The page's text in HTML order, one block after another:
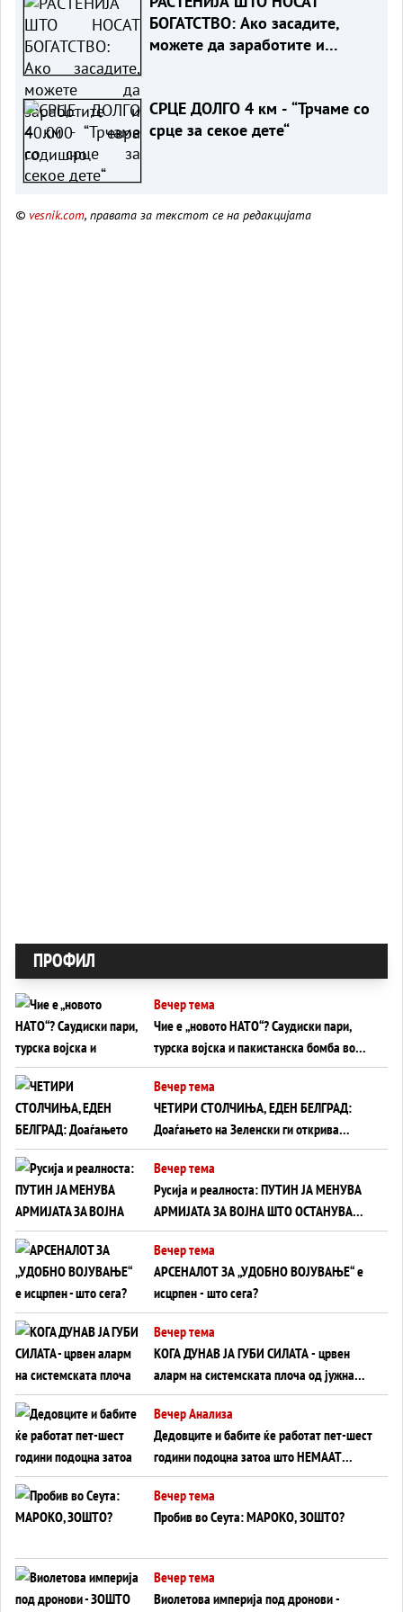
БОГАТСТВО: Ако засадите,
можете да заработите и
СРЦЕ ДОЛГО 4 км - “Трчаме со
срце за секое дете“
© vesnik.com, правата за текстот се на редакцијата
ПРОФИЛ
Вечер тема
Чие е „новото НАТО“? Саудиски пари,
турска војска и пакистанска бомба во
служба на Америка - или ќе стане
сувишна?
Вечер тема
ЧЕТИРИ СТОЛЧИЊА, ЕДЕН БЕЛГРАД:
Доаѓањето на Зеленски ги открива
тајните на политиката на балансирање
на Вучиќ
Вечер тема
Русија и реалноста: ПУТИН ЈА МЕНУВА
АРМИЈАТА ЗА ВОЈНА ШТО ОСТАНУВА
БЕЗ ФРОНТ
Вечер тема
АРСЕНАЛОТ ЗА „УДОБНО ВОЈУВАЊЕ“ е
исцрпен - што сега?
Вечер тема
КОГА ДУНАВ ЈА ГУБИ СИЛАТА - црвен
аларм на системската плоча од јужна
Германија до Црното Море...
Вечер Анализа
Дедовците и бабите ќе работат пет-шест
години подоцна затоа што НЕМААТ
ВНУЦИ ДА ГИ ЗАМЕНАТ
Вечер тема
Пробив во Сеута: МАРОКО, ЗОШТО?
Вечер тема
Виолетова империја под дронови -